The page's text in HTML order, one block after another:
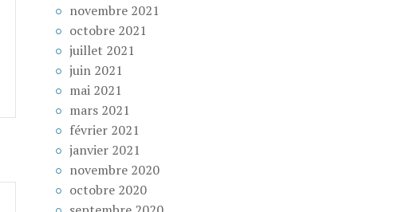
novembre 2021
octobre 2021
juillet 2021
juin 2021
mai 2021
mars 2021
février 2021
janvier 2021
novembre 2020
octobre 2020